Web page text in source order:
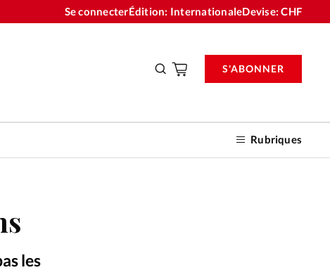
Se connecterÉdition: InternationaleDevise:CHF
Rubriques
S'ABONNER
les